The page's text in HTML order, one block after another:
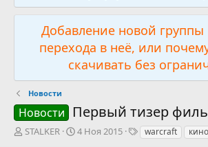
Добавление новой группы
перехода в неё, или
скачивать без
Новости
Новости Первый тизер
А
STALKER
Д
4 Ноя 2015
Тwarcraft кино